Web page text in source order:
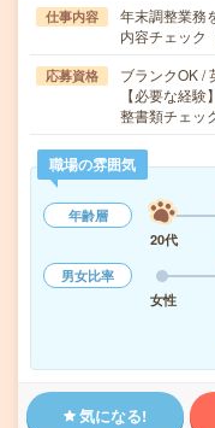
仕事内容
年末調整業務
内容チェック
応募資格
ブランクOK /
【必要な経
整書類チェッ
職場の雰囲気
年齢層
20代
男女比率
女性
気になる!